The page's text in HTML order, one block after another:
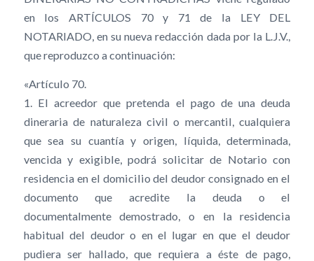
en los ARTÍCULOS 70 y 71 de la LEY DEL
NOTARIADO, en su nueva redacción dada por la L.J.V.,
que reproduzco a continuación:
«Artículo 70.
1. El acreedor que pretenda el pago de una deuda
dineraria de naturaleza civil o mercantil, cualquiera
que sea su cuantía y origen, líquida, determinada,
vencida y exigible, podrá solicitar de Notario con
residencia en el domicilio del deudor consignado en el
documento que acredite la deuda o el
documentalmente demostrado, o en la residencia
habitual del deudor o en el lugar en que el deudor
pudiera ser hallado, que requiera a éste de pago,